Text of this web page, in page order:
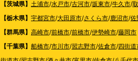
【茨城県】 土浦市/水戸市/古河市/坂東市/牛久市/
【栃木県】 宇都宮市/大田原市/さくら市/鹿沼市/佐
【群馬県】 高崎市/前橋市/前橋市/伊勢崎市/藤岡市
【千葉県】 船橋市/市川市/習志野市/佐倉市/四街道